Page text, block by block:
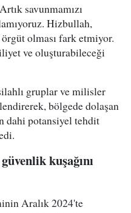
savunmamızı
Hizbullah,
olması fark etmiyor.
ve oluşturabileceği
gruplar ve milisler
bölgede dolaşan
dahi potansiyel tehdit
kuşağını
Aralık 2024'te